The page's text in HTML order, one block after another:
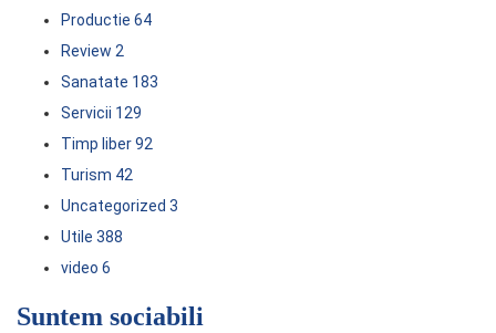
Productie 64
Review 2
Sanatate 183
Servicii 129
Timp liber92
Turism 42
Uncategorized 3
Utile 388
video 6
Suntem sociabili